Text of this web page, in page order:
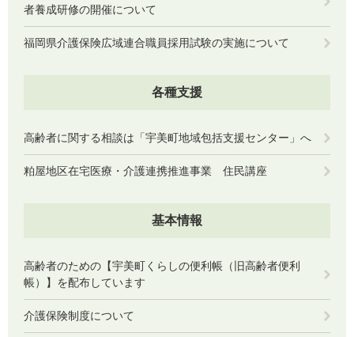
者養成研修の開催について
福岡県介護保険広域連合職員採用試験の実施について
各種支援
高齢者に関する相談は「宇美町地域包括支援センター」へ
粕屋地区在宅医療・介護連携推進事業 住民講座
基本情報
高齢者のための【宇美町くらしの便利帳（旧高齢者便利
帳）】を配布しています
介護保険制度について